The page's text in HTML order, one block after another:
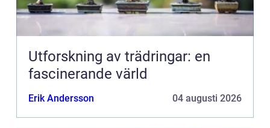
Utforskning av trädringar: en
fascinerande värld
Erik Andersson 04 augusti 2026